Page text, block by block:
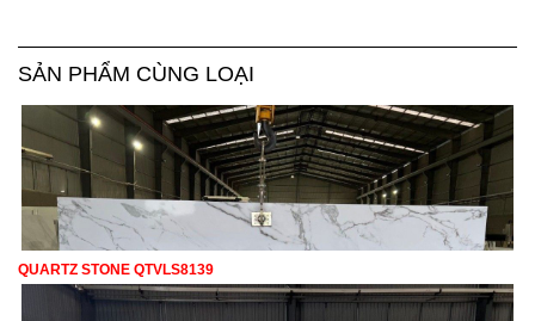
SẢN PHẨM CÙNG LOẠI
QUARTZ STONE QTVLS8139